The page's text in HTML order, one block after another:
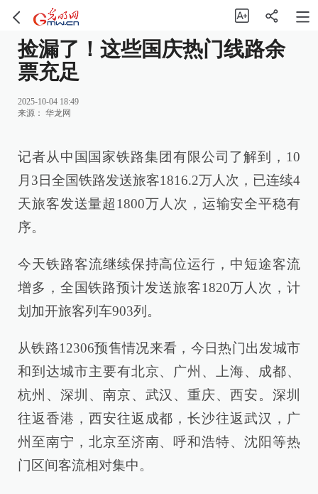
捡漏了！这些国庆热门线路余
票充足
2025-10-04 18:49
来源： 华龙网
记者从中国国家铁路集团有限公司了解到，10
月3日全国铁路发送旅客1816.2万人次，已连续4
天旅客发送量超1800万人次，运输安全平稳有
序。
今天铁路客流继续保持高位运行，中短途客流
增多，全国铁路预计发送旅客1820万人次，计
划加开旅客列车903列。
从铁路12306预售情况来看，今日热门出发城市
和到达城市主要有北京、广州、上海、成都、
杭州、深圳、南京、武汉、重庆、西安。深圳
往返香港，西安往返成都，长沙往返武汉，广
州至南宁，北京至济南、呼和浩特、沈阳等热
门区间客流相对集中。